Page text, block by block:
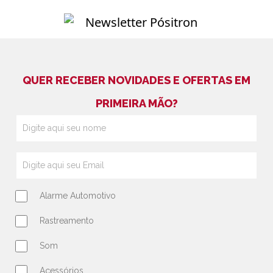
QUER RECEBER NOVIDADES E OFERTAS EM
PRIMEIRA MÃO?
Alarme Automotivo
Rastreamento
Som
Acessórios